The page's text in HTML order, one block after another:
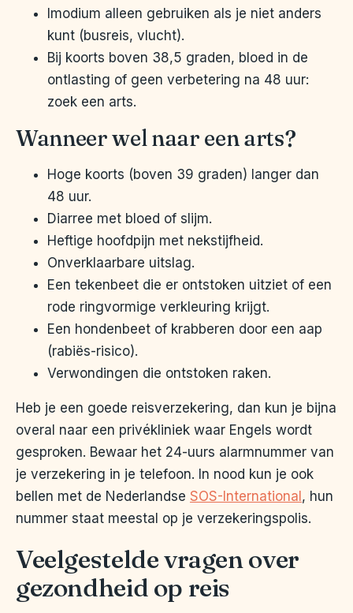
Imodium alleen gebruiken als je niet anders
kunt (busreis, vlucht).
Bij koorts boven 38,5 graden, bloed in de
ontlasting of geen verbetering na 48 uur:
zoek een arts.
Wanneer wel naar een arts?
Hoge koorts (boven 39 graden) langer dan
48 uur.
Diarree met bloed of slijm.
Heftige hoofdpijn met nekstijfheid.
Onverklaarbare uitslag.
Een tekenbeet die er ontstoken uitziet of een
rode ringvormige verkleuring krijgt.
Een hondenbeet of krabberen door een aap
(rabiës-risico).
Verwondingen die ontstoken raken.
Heb je een goede reisverzekering, dan kun je bijna
overal naar een privékliniek waar Engels wordt
gesproken. Bewaar het 24-uurs alarmnummer van
je verzekering in je telefoon. In nood kun je ook
bellen met de Nederlandse SOS-International , hun
nummer staat meestal op je verzekeringspolis.
Veelgestelde vragen over
gezondheid op reis